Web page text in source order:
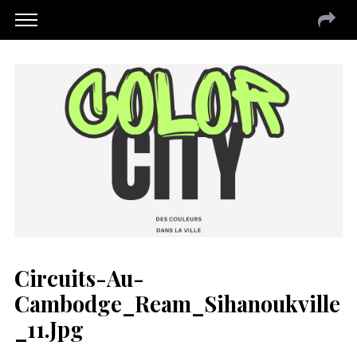
Circuits-Au-
Cambodge_Ream_Sihanoukville
_11.jpg